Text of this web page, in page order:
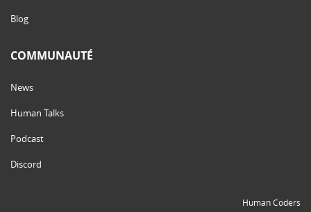
Blog
COMMUNAUTÉ
News
Human Talks
Podcast
Discord
Human Coders